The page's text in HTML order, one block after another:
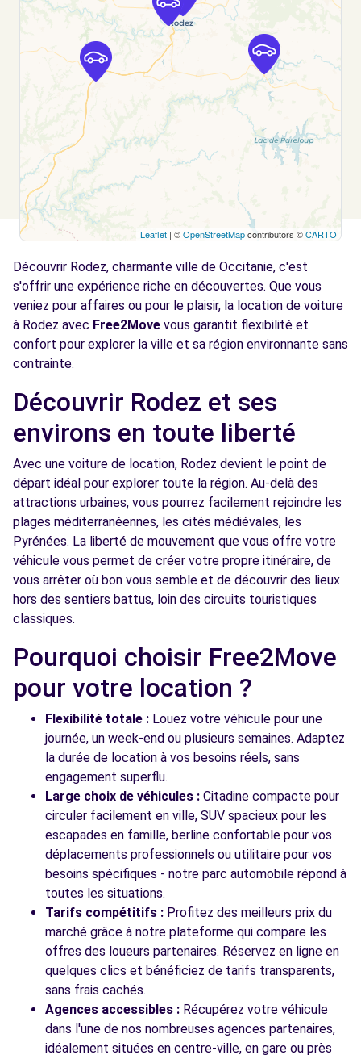
ONET LE CHATEAU, FR-12, 12850
Voir l'agence
Free2move Rent - SA MAUREL AVEYRON -
ONET LE CHATEAU (P)
3.7
126 RUE DU POLE AUTOMOBILE
ONET LE CHATEAU, FR-12, 12850
Voir l'agence
Free2Move Rent - GARAGES CLUZEL -
13.2
ROUTE DE RODEZ - LA LANDE
PONT-DE-SALARS, 12290
Free2Move Rent - SACRISPEYRE GARAGE -
BARAQUEVILLE (C)
AVENUE DE MARENGO
Voir l'agence
Leaflet | ©OpenStreetMapcontributors ©CARTO
Découvrir Rodez, charmante ville de Occitanie, c'est
s'offrir une expérience riche en découvertes. Que vous
veniez pour affaires ou pour le plaisir, la location de voiture
à Rodez avec Free2Move vous garantit flexibilité et
confort pour explorer la ville et sa région environnante sans
contrainte.
Découvrir Rodez et ses
environs en toute liberté
Avec une voiture de location, Rodez devient le point de
départ idéal pour explorer toute la région. Au-delà des
attractions urbaines, vous pourrez facilement rejoindre les
plages méditerranéennes, les cités médiévales, les
Pyrénées. La liberté de mouvement que vous offre votre
véhicule vous permet de créer votre propre itinéraire, de
vous arrêter où bon vous semble et de découvrir des lieux
hors des sentiers battus, loin des circuits touristiques
classiques.
Pourquoi choisir Free2Move
pour votre location ?
Flexibilité totale : Louez votre véhicule pour une
journée, un week-end ou plusieurs semaines. Adaptez
la durée de location à vos besoins réels, sans
engagement superflu.
Large choix de véhicules : Citadine compacte pour
circuler facilement en ville, SUV spacieux pour les
escapades en famille, berline confortable pour vos
déplacements professionnels ou utilitaire pour vos
besoins spécifiques - notre parc automobile répond à
toutes les situations.
Tarifs compétitifs : Profitez des meilleurs prix du
marché grâce à notre plateforme qui compare les
offres des loueurs partenaires. Réservez en ligne en
quelques clics et bénéficiez de tarifs transparents,
sans frais cachés.
Agences accessibles : Récupérez votre véhicule
dans l'une de nos nombreuses agences partenaires,
idéalement situées en centre-ville, en gare ou près